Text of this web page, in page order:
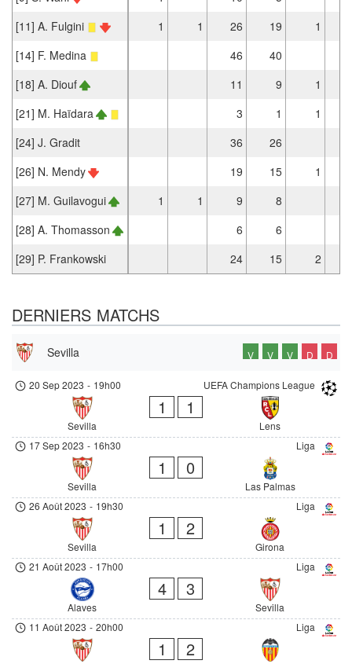
[11] A. Fulgini
1 1 26 19
1
[14] F. Medina
46
40
[18] A. Diouf
11 9
1
[21] M. Haïdara
3 1
1
[24] J. Gradit
36
26
[26] N. Mendy
19 15
1
[27] M. Guilavogui
1 1 9
8
[28] A. Thomasson
6
6
[29] P. Frankowski
24 15 2
DERNIERS MATCHS
Sevilla V V V D D
UEFA Champions League
20 Sep 2023 - 19h00
Sevilla
1 1
Lens
Liga
17 Sep 2023 - 16h30
Sevilla
1 0
Las Palmas
Liga
26 Août 2023 - 19h30
Sevilla
1 2
Girona
Liga
21 Août 2023 - 17h00
Alaves
4 3
Sevilla
Liga
11 Août 2023 - 20h00
1 2